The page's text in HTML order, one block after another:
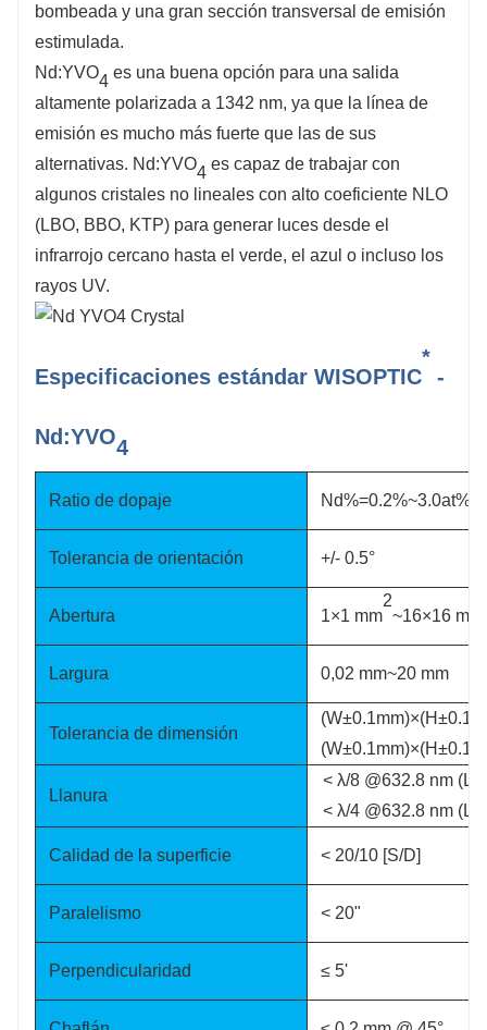
bombeada y una gran sección transversal de emisión
estimulada.
Nd:YVO4 es una buena opción para una salida
altamente polarizada a 1342 nm, ya que la línea de
emisión es mucho más fuerte que las de sus
alternativas. Nd:YVO4 es capaz de trabajar con
algunos cristales no lineales con alto coeficiente NLO
(LBO, BBO, KTP) para generar luces desde el
infrarrojo cercano hasta el verde, el azul o incluso los
rayos UV.
Especificaciones estándar WISOPTIC
*
-
Nd:YVO4
Ratio de dopaje Nd%=0.2%~3.0at%
Tolerancia de orientación +/- 0.5°
Abertura 1×1 mm
2
~16×16 mm
Largura 0,02 mm~20 mm
Tolerancia de dimensión
Llanura
< λ/8 @632.8 nm
< λ/4 @632.8 nm
Calidad de la superficie < 20/10 [S/D]
Paralelismo < 20"
Perpendicularidad ≤ 5'